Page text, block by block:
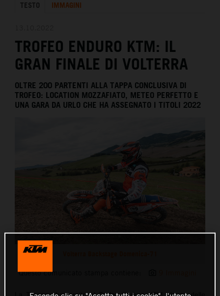
L'AZIENDA
TESTO IMMAGINI
TROFEO ENDURO KTM: IL
GRAN FINALE DI VOLTERRA
OLTRE 200 PARTENTI ALLA TAPPA CONCLUSIVA DI
TROFEO: LOCATION MOZZAFIATO, METEO PERFETTO E
UNA GARA DA URLO CHE HA ASSEGNATO I TITOLI 2022
Questo comunicato stampa contiene: